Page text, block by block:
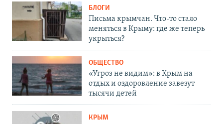
БЛОГИ
Письма крымчан. Что-то стало
меняться в Крыму: где же теперь
укрыться?
ОБЩЕСТВО
«Угроз не видим»: в Крым на
отдых и оздоровление завезут
тысячи детей
КРЫМ